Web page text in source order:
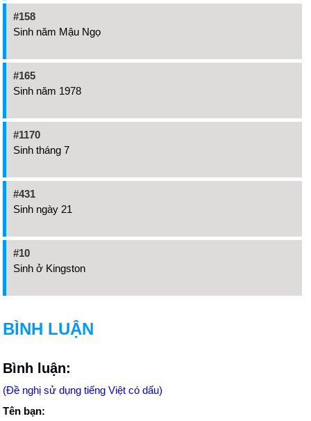
#158
Sinh năm Mậu Ngọ
#165
Sinh năm 1978
#1170
Sinh tháng 7
#431
Sinh ngày 21
#10
Sinh ở Kingston
BÌNH LUẬN
Bình luận:
(Đề nghị sử dụng tiếng Việt có dấu)
Tên bạn: